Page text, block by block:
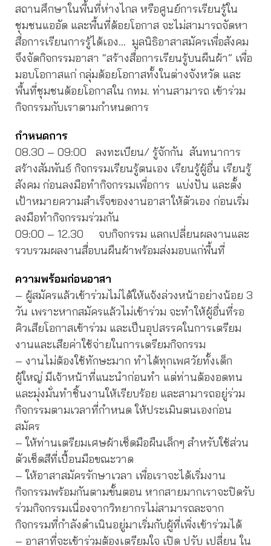
สถานศึกษาในพื้นที่ห่างไกล หรือศูนย์การเรียนรู้ใน
ชุมชนแออัด และพื้นที่ด้อยโอกาส จะไม่สามารถจัดหา
สื่อการเรียนการรู้ได้เอง… มูลนิธิอาสาสมัครเพื่อสังคม
จึงจัดกิจกรรมอาสา “สร้างสื่อการเรียนรู้บนผืนผ้า” เพื่อ
มอบโอกาสแก่ กลุ่มด้อยโอกาสทั้งในต่างจังหวัด และ
พื้นที่ชุมชนด้อยโอกาสใน กทม. ท่านสามารถ เข้าร่วม
กิจกรรมกับเราตามกำหนดการ
กำหนดการ
08.30 – 09:00 ลงทะเบียน/ รู้จักกัน สันทนาการ
สร้างสัมพันธ์ กิจกรรมเรียนรู้ตนเอง เรียนรู้ผู้อื่น เรียนรู้
สังคม ก่อนลงมือทำกิจกรรมเพื่อการ แบ่งปัน และตั้ง
เป้าหมายความสำเร็จของงานอาสาให้ตัวเอง ก่อนเริ่ม
ลงมือทำกิจกรรมร่วมกัน
09:00 – 12.30 จบกิจกรรม แลกเปลี่ยนผลงานและ
รวบรวมผลงานสื่อบนผืนผ้าพร้อมส่งมอบแก่พื้นที่
ความพร้อมก่อนอาสา
– ผู้สมัครแล้วเข้าร่วมไม่ได้ให้แจ้งล่วงหน้าอย่างน้อย 3
วัน เพราะหากสมัครแล้วไม่เข้าร่วม จะทำให้ผู้อื่นที่รอ
คิวเสียโอกาสเข้าร่วม และเป็นอุปสรรคในการเตรียม
งานและเสียค่าใช้จ่ายในการเตรียมกิจกรรม
– งานไม่ต้องใช้ทักษะมาก ทำได้ทุกเพศวัยทั้งเด็ก
ผู้ใหญ่ มีเจ้าหน้าที่แนะนำก่อนทำ แต่ท่านต้องอดทน
และมุ่งมั่นทำชิ้นงานให้เรียบร้อย และสามารถอยู่ร่วม
กิจกรรมตามเวลาที่กำหนด ให้ประเมินตนเองก่อน
สมัคร
– ให้ท่านเตรียมเศษผ้าเช็ดมือผืนเล็กๆ สำหรับใช้ส่วน
ตัวเช็ดสีที่เปื้อนมือขณะวาด
– ให้อาสาสมัครรักษาเวลา เพื่อเราจะได้เริ่มงาน
กิจกรรมพร้อมกันตามขั้นตอน หากสายมากเราจะปิดรับ
ร่วมกิจกรรมเนื่องจากวิทยากรไม่สามารถละจาก
กิจกรรมที่กำลังดำเนินอยู่มาเริ่มกับผู้ที่เพิ่งเข้าร่วมได้
– อาสาที่จะเข้าร่วมต้องเตรียมใจ เปิด ปรับ เปลี่ยน ใน